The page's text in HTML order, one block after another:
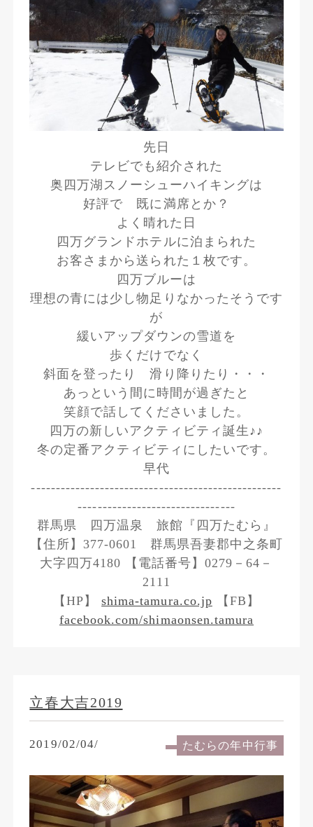
先日
テレビでも紹介された
奥四万湖スノーシューハイキングは
好評で 既に満席とか？
よく晴れた日
四万グランドホテルに泊まられた
お客さまから送られた１枚です。
四万ブルーは
理想の青には少し物足りなかったそうです
が
緩いアップダウンの雪道を
歩くだけでなく
斜面を登ったり 滑り降りたり・・・
あっという間に時間が過ぎたと
笑顔で話してくださいました。
四万の新しいアクティビティ誕生♪♪
冬の定番アクティビティにしたいです。
早代
---------------------------------------------------
--------------------------------
群馬県 四万温泉 旅館『四万たむら』
【住所】377-0601 群馬県吾妻郡中之条町
大字四万4180 【電話番号】0279－64－
2111
【HP】shima-tamura.co.jp 【FB】
facebook.com/shimaonsen.tamura
立春大吉2019
2019/02/04/ たむらの年中行事